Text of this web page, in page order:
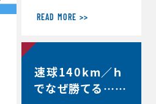
トしています。第6期
3名、3年生2名、4年
tps://www.jaaf.o
r.jp/news/articl
e/22881/）が受講生
READ MORE >>
速球140km／ｈ
でなぜ勝てる…？